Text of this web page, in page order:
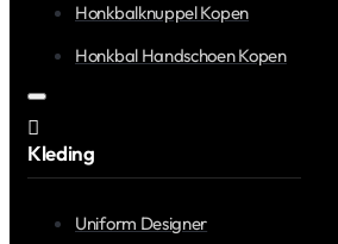
Honkbalknuppel Kopen
Honkbal Handschoen Kopen
Kleding
Uniform Designer